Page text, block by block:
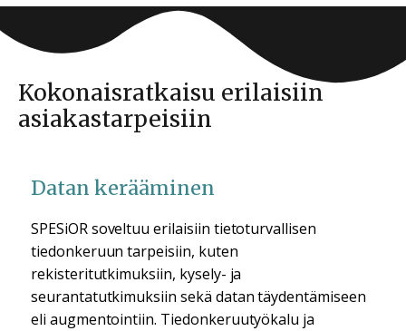
Kokonaisratkaisu erilaisiin
asiakastarpeisiin
Datan kerääminen
SPESiOR soveltuu erilaisiin tietoturvallisen
tiedonkeruun tarpeisiin, kuten
rekisteritutkimuksiin, kysely- ja
seurantatutkimuksiin sekä datan täydentämiseen
eli augmentointiin. Tiedonkeruutyökalu ja